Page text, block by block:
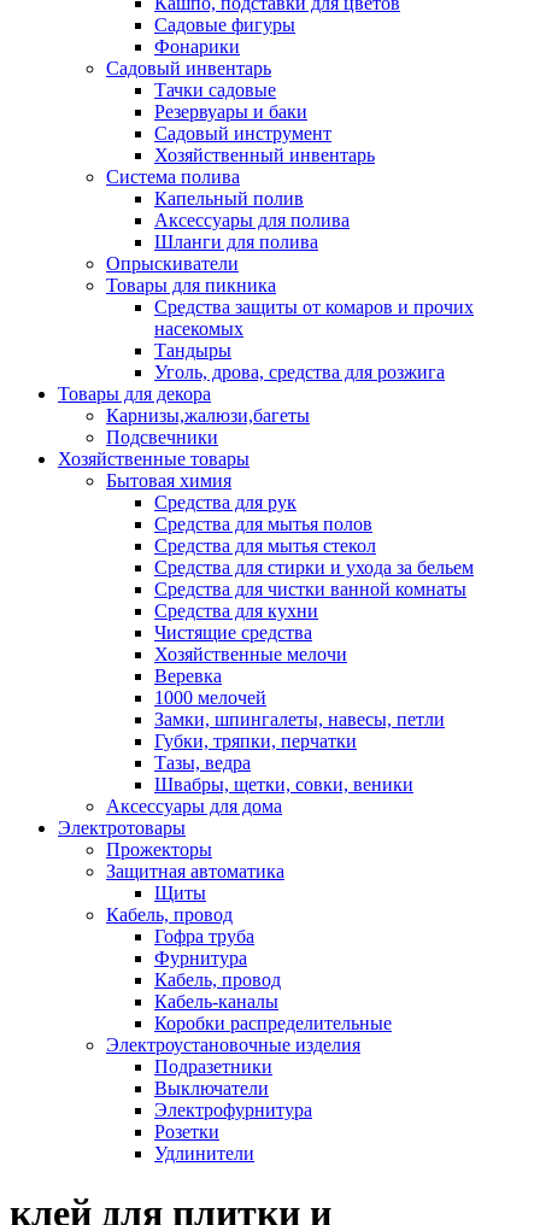
Садовые фигуры
Фонарики
Садовый инвентарь
Тачки садовые
Резервуары и баки
Садовый инструмент
Хозяйственный инвентарь
Система полива
Капельный полив
Аксессуары для полива
Шланги для полива
Опрыскиватели
Товары для пикника
Средства защиты от комаров и прочих
насекомых
Тандыры
Уголь, дрова, средства для розжига
Товары для декора
Карнизы,жалюзи,багеты
Подсвечники
Хозяйственные товары
Бытовая химия
Средства для рук
Средства для мытья полов
Средства для мытья стекол
Средства для стирки и ухода за бельем
Средства для чистки ванной комнаты
Средства для кухни
Чистящие средства
Хозяйственные мелочи
Веревка
1000 мелочей
Замки, шпингалеты, навесы, петли
Губки, тряпки, перчатки
Тазы, ведра
Швабры, щетки, совки, веники
Аксессуары для дома
Электротовары
Прожекторы
Защитная автоматика
Щиты
Кабель, провод
Гофра труба
Фурнитура
Кабель, провод
Кабель-каналы
Коробки распределительные
Электроустановочные изделия
Подразетники
Выключатели
Электрофурнитура
Розетки
Удлинители
клей для плитки и